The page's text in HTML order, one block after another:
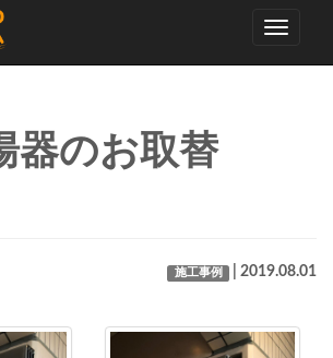
Toggle
器のお取替
施工事例 | 2019.08.01